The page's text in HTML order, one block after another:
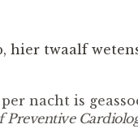
hier twaalf
nacht is
Preventive